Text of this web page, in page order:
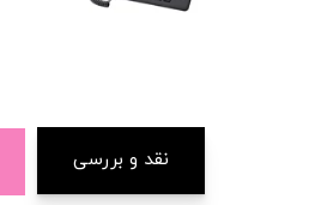
نقد و بررسی